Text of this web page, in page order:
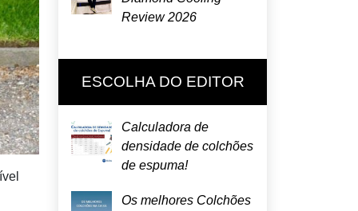
Review 2026
ESCOLHA DO EDITOR
Calculadora de
densidade de colchões
de espuma!
Os melhores Colchões